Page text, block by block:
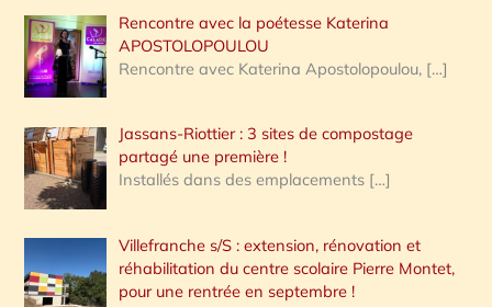
Rencontre avec la poétesse Katerina
APOSTOLOPOULOU
Rencontre avec Katerina Apostolopoulou, […]
Jassans-Riottier : 3 sites de compostage
partagé une première !
Installés dans des emplacements […]
Villefranche s/S : extension, rénovation et
réhabilitation du centre scolaire Pierre Montet,
pour une rentrée en septembre !